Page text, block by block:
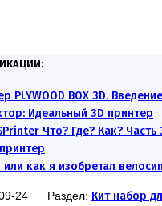
PLYWOOD BOX 3D.
Идеальный 3D принтер
Что? Где? Как?
как я изобретал
24 Раздел: Кит набор